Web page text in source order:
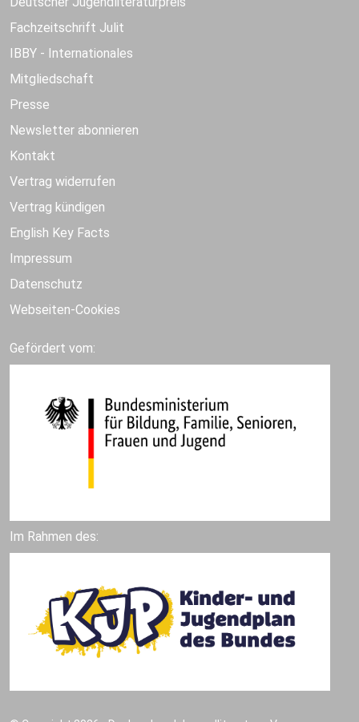
Fachzeitschrift Julit
IBBY - Internationales
Mitgliedschaft
Presse
Newsletter abonnieren
Kontakt
Vertrag widerrufen
Vertrag kündigen
English Key Facts
Impressum
Datenschutz
Webseiten-Cookies
Gefördert vom:
Im Rahmen des: